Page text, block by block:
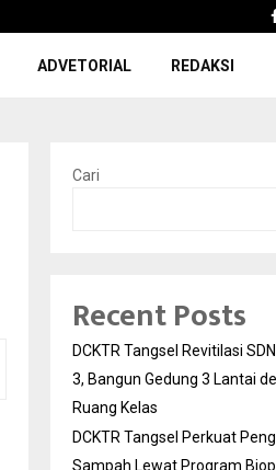
DCKTR Tangsel
ADVETORIAL REDAKSI
Cari
Recent Posts
DCKTR Tangsel Revitilasi
3, Bangun Gedung 3 Lantai
Ruang Kelas
DCKTR Tangsel Perkuat
Sampah Lewat Program